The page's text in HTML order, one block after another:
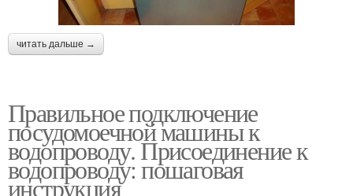
читать дальше →
Правильное подключение
посудомоечной машины к
водопроводу. Присоединение к
водопроводу: пошаговая
инструкция